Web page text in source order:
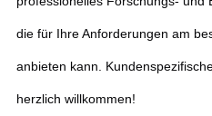
die für Ihre Anforderungen am
anbieten kann.
herzlich willkommen!